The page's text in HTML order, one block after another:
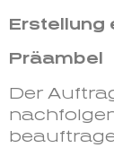
Erstellung
Präambel
Der